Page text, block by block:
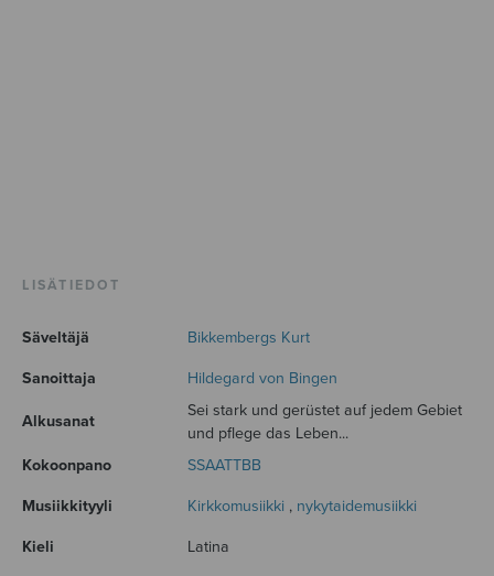
LISÄTIEDOT
Säveltäjä Bikkembergs Kurt
Sanoittaja Hildegard von Bingen
Alkusanat
Sei stark und gerüstet auf jedem Gebiet
und pflege das Leben...
Kokoonpano
SSAATTBB
Musiikkityyli Kirkkomusiikki , nykytaidemusiikki
Kieli Latina